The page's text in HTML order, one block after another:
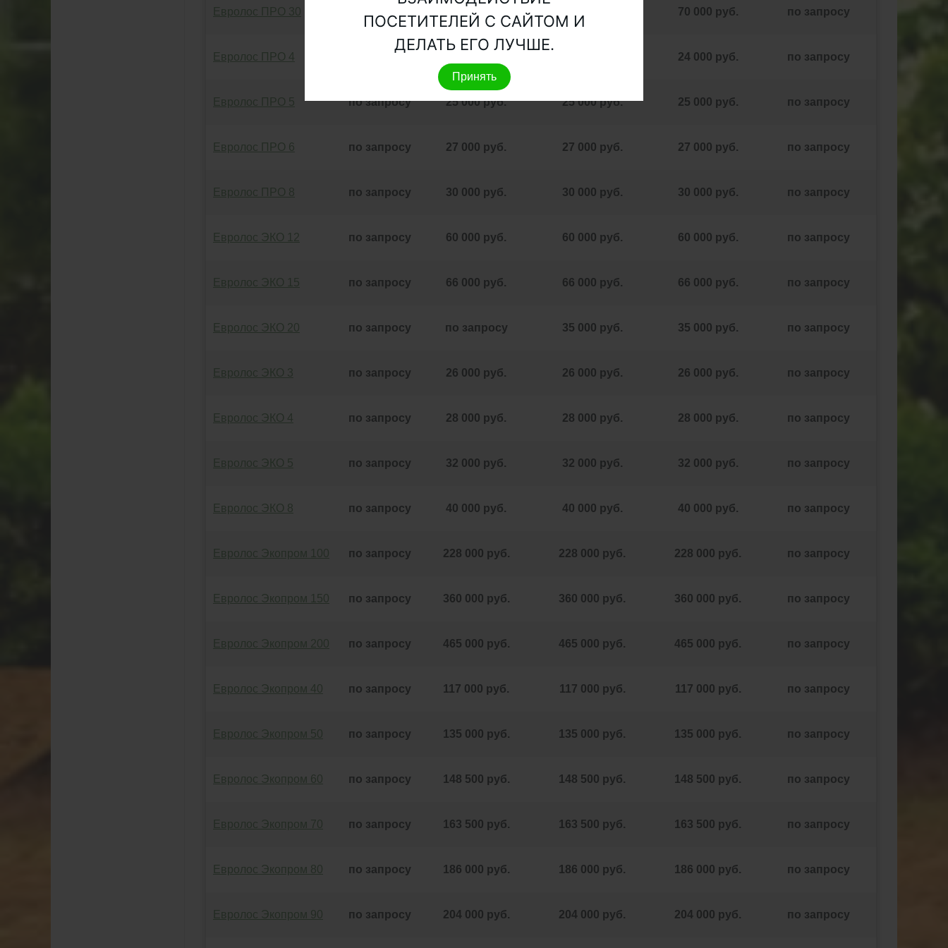
Евролос ПРО 30 70 000 руб. 70 000 руб. по запросу
Евролос ПРО 4 по запросу 24 000 руб. по запросу
Евролос ПРО 5 по запросу 25 000 руб. 25 000 руб. 25 000 руб. по запросу
Евролос ПРО 6 по запросу 27 000 руб. 27 000 руб. 27 000 руб. по запросу
Евролос ПРО 8 по запросу 30 000 руб. 30 000 руб. 30 000 руб. по запросу
Евролос ЭКО 12 по запросу 60 000 руб. 60 000 руб. 60 000 руб. по запросу
Евролос ЭКО 15 по запросу 66 000 руб. 66 000 руб. 66 000 руб. по запросу
Евролос ЭКО 20 по запросу по запросу 35 000 руб. 35 000 руб. по запросу
Евролос ЭКО 3 по запросу 26 000 руб. 26 000 руб. 26 000 руб. по запросу
Евролос ЭКО 4 по запросу 28 000 руб. 28 000 руб. 28 000 руб. по запросу
Евролос ЭКО 5 по запросу 32 000 руб. 32 000 руб. 32 000 руб. по запросу
Евролос ЭКО 8 по запросу 40 000 руб. 40 000 руб. 40 000 руб. по запросу
Евролос Экопром 100 по запросу 228 000 руб. 228 000 руб. 228 000 руб. по запросу
Евролос Экопром 150 по запросу 360 000 руб. 360 000 руб. 360 000 руб. по запросу
Евролос Экопром 200 по запросу 465 000 руб. 465 000 руб. 465 000 руб. по запросу
Евролос Экопром 40 по запросу 117 000 руб. 117 000 руб. 117 000 руб. по запросу
Евролос Экопром 50 по запросу 135 000 руб. 135 000 руб. 135 000 руб. по запросу
Евролос Экопром 60 по запросу 148 500 руб. 148 500 руб. 148 500 руб. по запросу
Евролос Экопром 70 по запросу 163 500 руб. 163 500 руб. 163 500 руб. по запросу
Евролос Экопром 80 по запросу 186 000 руб. 186 000 руб. 186 000 руб. по запросу
Евролос Экопром 90 по запросу 204 000 руб. 204 000 руб. 204 000 руб. по запросу
ПОСЕТИТЕЛЕЙ С САЙТОМ И
ДЕЛАТЬ ЕГО ЛУЧШЕ.
Принять